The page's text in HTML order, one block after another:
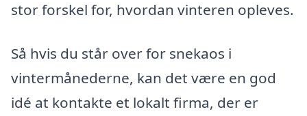
stor forskel for, hvordan vinteren opleves.
Så hvis du står over for snekaos i
vintermånederne, kan det være en god
idé at kontakte et lokalt firma, der er